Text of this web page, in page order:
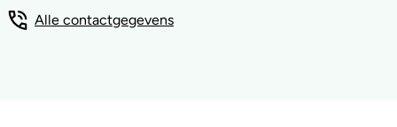
Alle contactgegevens